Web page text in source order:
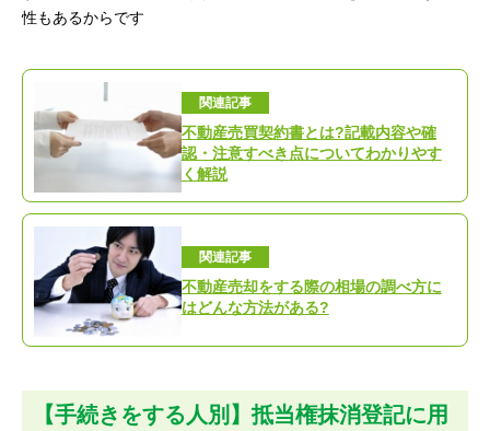
性もあるからです
関連記事
不動産売買契約書とは?記載内容や確
認・注意すべき点についてわかりやす
く解説
関連記事
不動産売却をする際の相場の調べ方に
はどんな方法がある?
【手続きをする人別】抵当権抹消登記に用